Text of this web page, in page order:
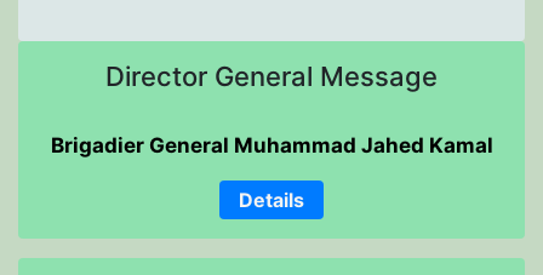
Director General Message
Brigadier General Muhammad Jahed Kamal
Details